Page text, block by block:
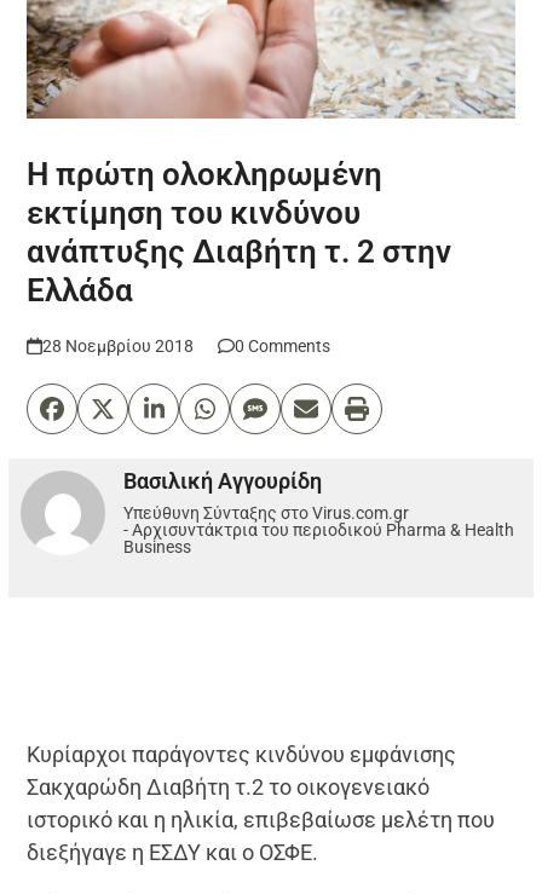
Η πρώτη ολοκληρωμένη
εκτίμηση του κινδύνου
ανάπτυξης Διαβήτη τ. 2 στην
Ελλάδα
28 Νοεμβρίου 2018 0 Comments
Βασιλική Αγγουρίδη
Υπεύθυνη Σύνταξης στο Virus.com.gr
- Αρχισυντάκτρια του περιοδικού Pharma & Health
Business
Κυρίαρχοι παράγοντες κινδύνου εμφάνισης
Σακχαρώδη Διαβήτη τ.2 το οικογενειακό
ιστορικό και η ηλικία, επιβεβαίωσε μελέτη που
διεξήγαγε η ΕΣΔΥ και ο ΟΣΦΕ.